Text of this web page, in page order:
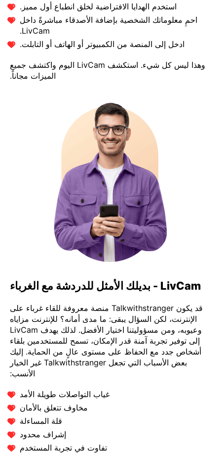
استخدم الهدايا الافتراضية لخلق انطباع أول مميز.
احمِ معلوماتك الشخصية بإضافة الأصدقاء مباشرةً داخل
LivCam.
ادخل إلى المنصة من الكمبيوتر أو الهاتف أو التابلت.
وهذا ليس كل شيء. استكشف LivCam اليوم واكتشف جميع
الميزات مجاناً.
LivCam - بديلك الأمثل للدردشة مع الغرباء
قد يكون Talkwithstranger منصة معروفة للقاء غرباء على
الإنترنت، لكن السؤال يبقى: ما مدى أمانه؟ للإنترنت مزاياه
وعيوبه، ومن مسؤوليتنا اختيار الأفضل. لذلك يهدف LivCam
إلى توفير تجربة آمنة قدر الإمكان، تسمح للمستخدمين بلقاء
أشخاص جدد مع الحفاظ على مستوى عالٍ من الحماية. إليك
بعض الأسباب التي تجعل Talkwithstranger غير الخيار
الأنسب:
غياب التواصلات طويلة الأمد
مخاوف تتعلق بالأمان
قلة المساءلة
إشراف محدود
تفاوت في تجربة المستخدم